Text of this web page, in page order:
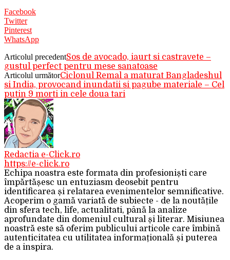
Facebook
Twitter
Pinterest
WhatsApp
Articolul precedentSos de avocado, iaurt si castravete –
gustul perfect pentru mese sanatoase
Articolul următorCiclonul Remal a maturat Bangladeshul
si India, provocand inundatii si pagube materiale – Cel
putin 9 morti in cele doua tari
Redactia e-Click.ro
https://e-click.ro
Echipa noastra este formata din profesioniști care
împărtășesc un entuziasm deosebit pentru
identificarea și relatarea evenimentelor semnificative.
Acoperim o gamă variată de subiecte - de la noutățile
din sfera tech, life, actualitati, până la analize
aprofundate din domeniul cultural și literar. Misiunea
noastră este să oferim publicului articole care îmbină
autenticitatea cu utilitatea informațională și puterea
de a inspira.